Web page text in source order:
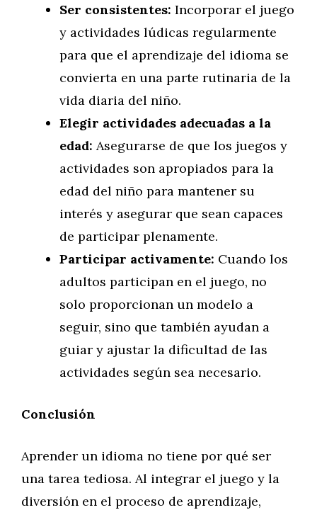
Ser consistentes: Incorporar el juego
y actividades lúdicas regularmente
para que el aprendizaje del idioma se
convierta en una parte rutinaria de la
vida diaria del niño.
Elegir actividades adecuadas a la
edad: Asegurarse de que los juegos y
actividades son apropiados para la
edad del niño para mantener su
interés y asegurar que sean capaces
de participar plenamente.
Participar activamente: Cuando los
adultos participan en el juego, no
solo proporcionan un modelo a
seguir, sino que también ayudan a
guiar y ajustar la dificultad de las
actividades según sea necesario.
Conclusión
Aprender un idioma no tiene por qué ser
una tarea tediosa. Al integrar el juego y la
diversión en el proceso de aprendizaje,